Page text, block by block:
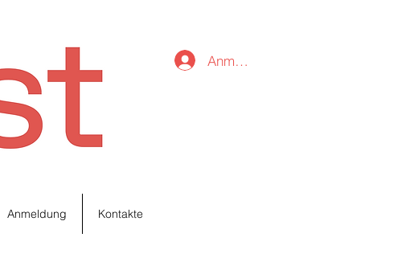
Anmelden
Anmeldung Kontakte